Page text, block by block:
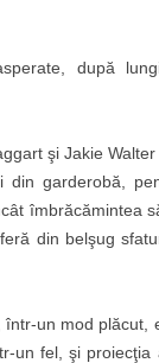
după
şi Jakie
din garderobă,
îmbrăcămintea
din belşug
într-un mod plăcut,
un fel, şi